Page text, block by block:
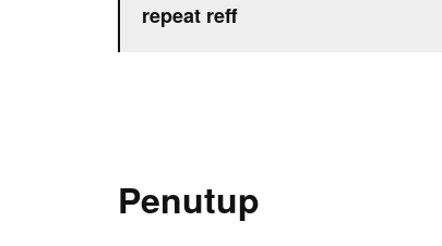
repeat reff
Penutup